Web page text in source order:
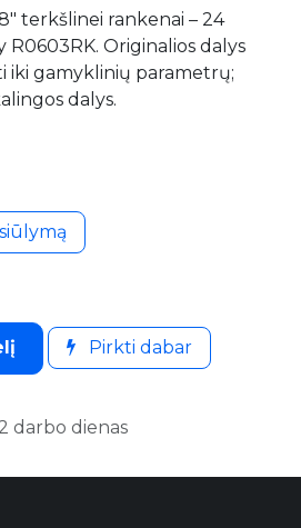
terkšlinei rankenai – 24
Originalios dalys
iki gamyklinių parametrų;
dalys.
Pirkti dabar
darbo dienas